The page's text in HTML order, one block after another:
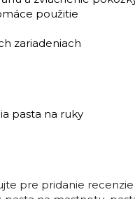
použitie
zariadeniach
pasta na ruky
pre pridanie recenzie